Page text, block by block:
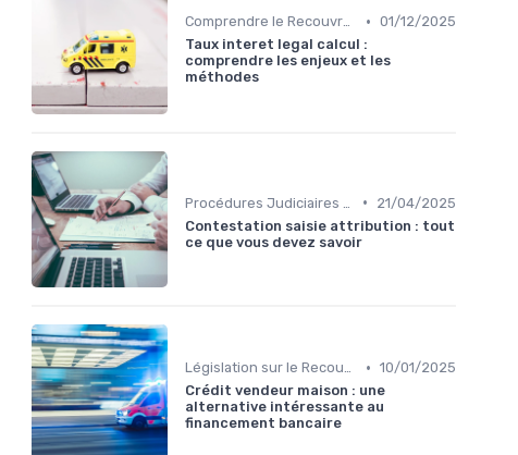
Comprendre le Recouvrement de Créances • 01/12/2025
Taux interet legal calcul :
comprendre les enjeux et les
méthodes
•
21/04/2025
Contestation saisie attribution : tout
ce que vous devez savoir
Législation sur le Recouvrement de Créances • 10/01/2025
Crédit vendeur maison : une
alternative intéressante au
financement bancaire